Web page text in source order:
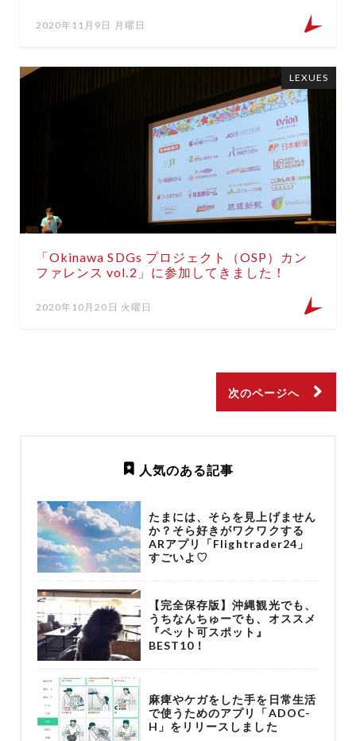
2020年11月9日 月曜日
「Okinawa SDGs プロジェクト（OSP）カン
ファレンス vol.2」に参加してきました！
2020年10月20日 火曜日
LEXUES
次のページへ
人気のある記事
たまには、そらを見上げません
か？そら好きがワクワクする
ARアプリ「Flightrader24」
すごいよ♡
【完全保存版】沖縄観光でも、
うちなんちゅーでも、オススメ
『ペット可スポット』
BEST10！
麻痺やケガをした手を日常生活
で使うためのアプリ「ADOC-
H」をリリースしました